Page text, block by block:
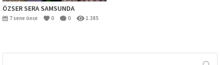
ÖZSER SERA SAMSUNDA
7 sene önce 0 0 1.385